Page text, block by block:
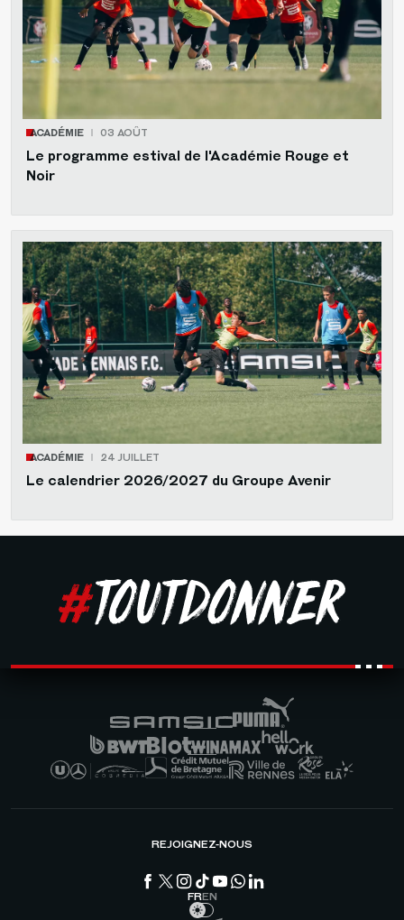
ACADÉMIE 03 AOÛT
Le programme estival de l'Académie Rouge et
Noir
ACADÉMIE 24 JUILLET
Le calendrier 2026/2027 du Groupe Avenir
REJOIGNEZ-NOUS
FREN